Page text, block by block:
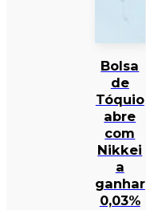
Bolsa
de
Tóquio
abre
com
Nikkei
a
ganhar
0,03%